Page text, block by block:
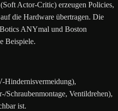
Actor-Critic) erzeugen Policies,
die Hardware übertragen. Die
ANYmal und Boston
Beispiele.
Hindernisvermeidung),
Schraubenmontage, Ventildrehen),
ist.